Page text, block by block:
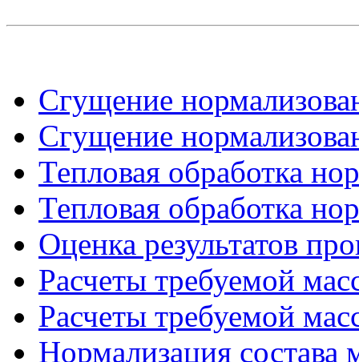
Сгущение
Сгущение
Тепловая обработка
Тепловая обработка
Оценка результатов
Расчеты требуемой
Расчеты требуемой
Нормализация состава